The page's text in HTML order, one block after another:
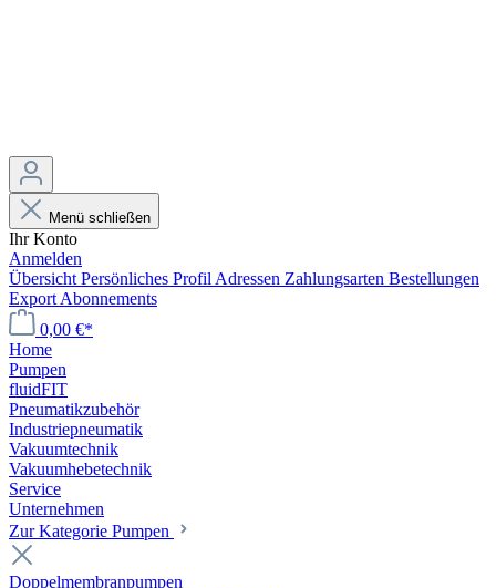
Menü schließen
Ihr Konto
Anmelden
Übersicht Persönliches Profil Adressen Zahlungsarten Bestellungen
Export Abonnements
0,00 €*
Home
Pumpen
fluidFIT
Pneumatikzubehör
Industriepneumatik
Vakuumtechnik
Vakuumhebetechnik
Service
Unternehmen
Zur Kategorie Pumpen
Doppelmembranpumpen